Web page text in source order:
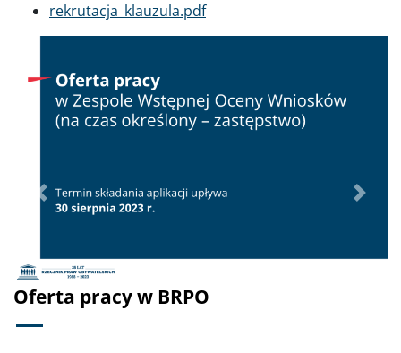
Dokument
rekrutacja_klauzula.pdf
Oferta pracy w BRPO
Poprzednie Dalej